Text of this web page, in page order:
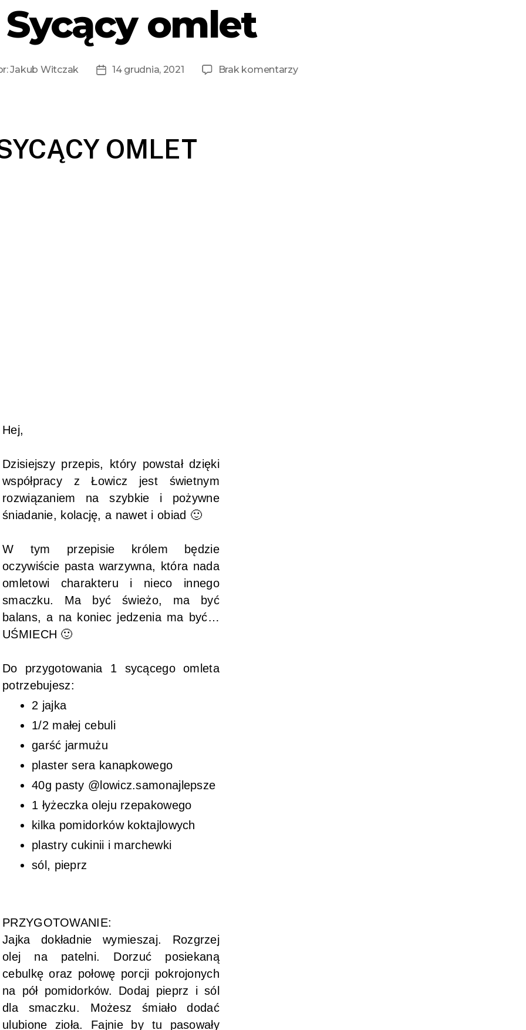
Sycący omlet
Jakub Witczak 14 grudnia, 2021 Brak komentarzy
OMLET
Hej,
Dzisiejszy przepis, który powstał dzięki
współpracy z Łowicz jest świetnym
rozwiązaniem na szybkie i pożywne
śniadanie, kolację, a nawet i obiad 🙂
W tym przepisie królem będzie
oczywiście pasta warzywna, która nada
omletowi charakteru i nieco innego
smaczku. Ma być świeżo, ma być
balans, a na koniec jedzenia ma być…
UŚMIECH 🙂
Do przygotowania 1 sycącego omleta
potrzebujesz:
2 jajka
1/2 małej cebuli
garść jarmużu
plaster sera kanapkowego
40g pasty @lowicz.samonajlepsze
1 łyżeczka oleju rzepakowego
kilka pomidorków koktajlowych
plastry cukinii i marchewki
sól, pieprz
PRZYGOTOWANIE:
Jajka dokładnie wymieszaj. Rozgrzej
olej na patelni. Dorzuć posiekaną
cebulkę oraz połowę porcji pokrojonych
na pół pomidorków. Dodaj pieprz i sól
dla smaczku. Możesz śmiało dodać
ulubione zioła. Fajnie by tu pasowały